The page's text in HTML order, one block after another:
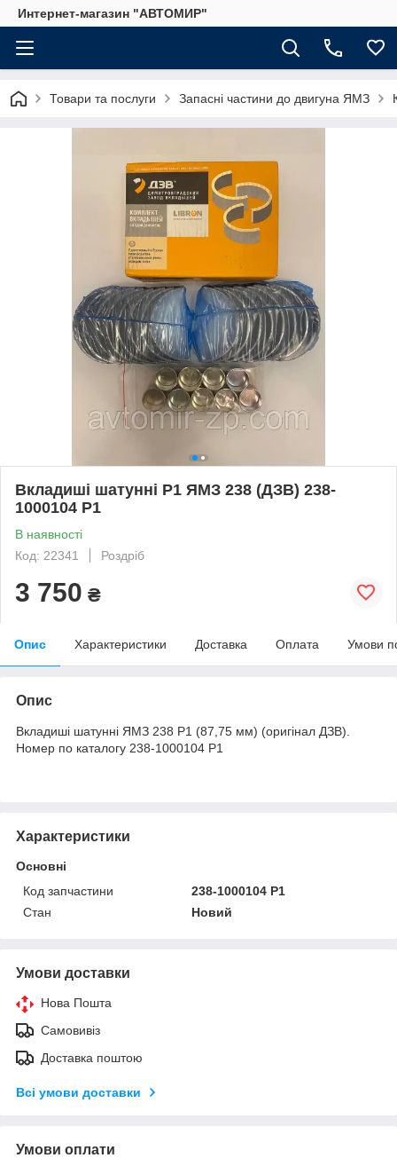
Интернет-магазин "АВТОМИР"
Товари та послуги Запасні частини до двигуна ЯМЗ
Вкладиші шатунні Р1 ЯМЗ 238 (ДЗВ) 238-
1000104 Р1
В наявності
Код: 22341
Роздріб
3 750 ₴
Опис Характеристики Доставка Оплата Умови
Опис
Вкладиші шатунні ЯМЗ 238 Р1 (87,75 мм) (оригінал ДЗВ).
Номер по каталогу 238-1000104 Р1
Характеристики
Основні
Код запчастини
238-1000104 Р1
Стан
Новий
Умови доставки
Нова Пошта
Самовивіз
Доставка поштою
Всі умови доставки
Умови оплати